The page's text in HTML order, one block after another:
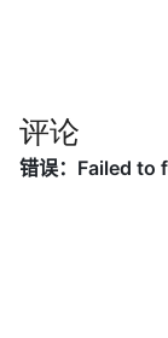
58.1. 翻转单词顺
59.1. 滑动窗口的
60. 出现频率最
62. 实现前缀树
16.7. 最大数值
评论